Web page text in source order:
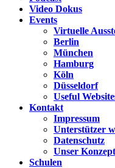
Video Dokus
Events
Virtuelle
Berlin
München
Hamburg
Köln
Düsseldorf
Useful
Kontakt
Impressum
Unterstützer
Datenschutz
Unser
Schulen